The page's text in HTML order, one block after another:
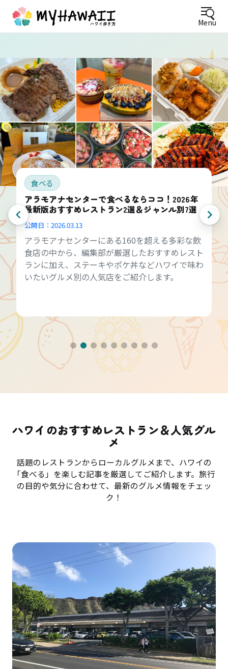
Menu
食べる
アラモアナセンターで食べるならココ！2026年
最新版おすすめレストラン2選＆ジャンル別7選
公開日： 2026.03.13
アラモアナセンターにある160を超える多彩な飲
食店の中から、編集部が厳選したおすすめレスト
ランに加え、ステーキやポケ丼などハワイで味わ
いたいグルメ別の人気店をご紹介します。
ハワイのおすすめレストラン＆人気グル
メ
話題のレストランからローカルグルメまで、ハワイの
「食べる」を楽しむ記事を厳選してご紹介します。旅行
の目的や気分に合わせて、最新のグルメ情報をチェッ
ク！